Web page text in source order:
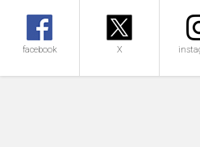
facebook X